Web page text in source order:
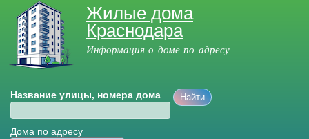
Перейти к
основному
содержанию
Жилые дома
Краснодара
Информация о доме по адресу
Название улицы, номера дома
Дома по адресу